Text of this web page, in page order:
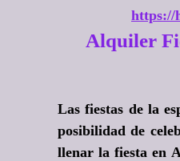
https://
Alquiler
Las fiestas de la
posibilidad de
llenar la fiesta en